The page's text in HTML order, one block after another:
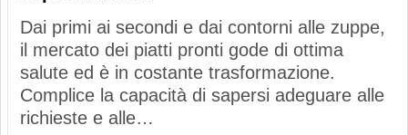
Dai primi ai secondi e dai contorni alle zuppe,
il mercato dei piatti pronti gode di ottima
salute ed è in costante trasformazione.
Complice la capacità di sapersi adeguare alle
richieste e alle…